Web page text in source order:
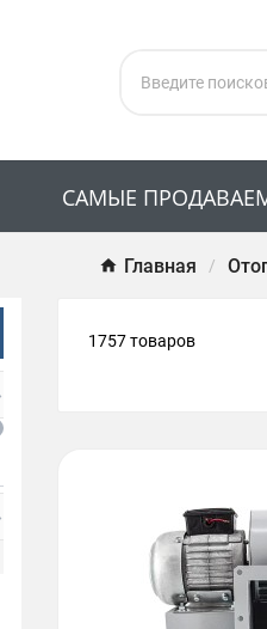
САМЫЕ
Главная
1757 товаров